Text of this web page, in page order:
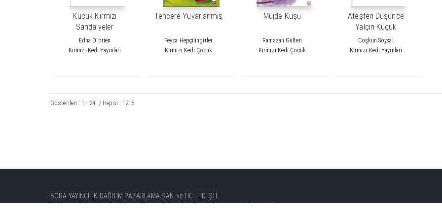
Küçük Kırmızı
Sandalyeler
Edna O'brien
Kırmızı Kedi Yayınları
Tencere Yuvarlanmış
Feyza Hepçilingirler
Kırmızı Kedi Çocuk
Müjde Kuşu
Ramazan Gülten
Kırmızı Kedi Çocuk
Ateşten Düşünce
Yalçın Küçük
Coşkun Soysal
Kırmızı Kedi Yayınları
Gösterilen : 1 - 24 / Hepsi : 1215
BORA YAYINCILIK DAĞITIM PAZARLAMA SAN. ve TİC. LTD. ŞTİ.
Yenibosna Mah. Prof. Dr. Mustafa Nevzat Pisak Cad. No:11 Bahçelievler /İstanbul